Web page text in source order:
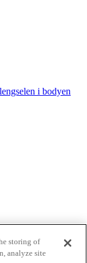
i bodyen
storing of
analyze site